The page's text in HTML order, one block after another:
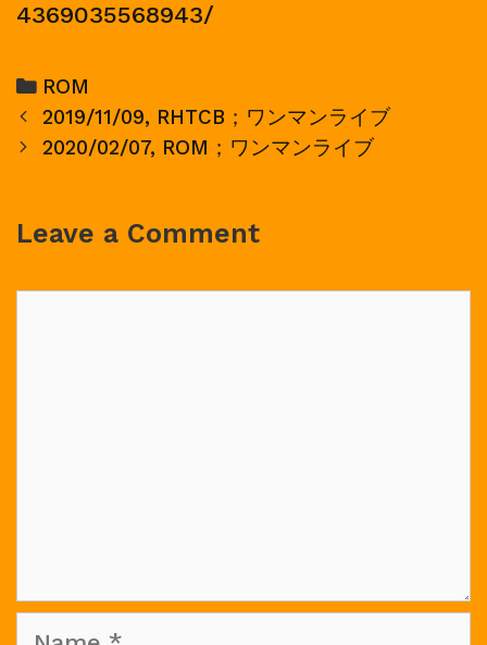
4369035568943/
Categories
ROM
Post
navigation
2019/11/09, RHTCB；ワンマンライブ
2020/02/07, ROM；ワンマンライブ
Leave a Comment